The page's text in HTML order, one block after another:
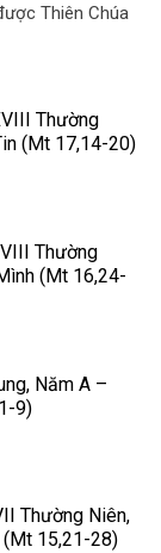
Thiên Chúa
Thường
(Mt 17,14-20)
Thường
(Mt 16,24-
Năm A –
9)
Thường Niên,
(Mt 15,21-28)